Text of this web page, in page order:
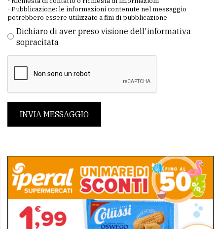
- Pubblicazione: le informazioni contenute nel messaggio
potrebbero essere utilizzate a fini di pubblicazione
Dichiaro di aver preso visione dell'informativa
sopracitata
INVIA MESSAGGIO